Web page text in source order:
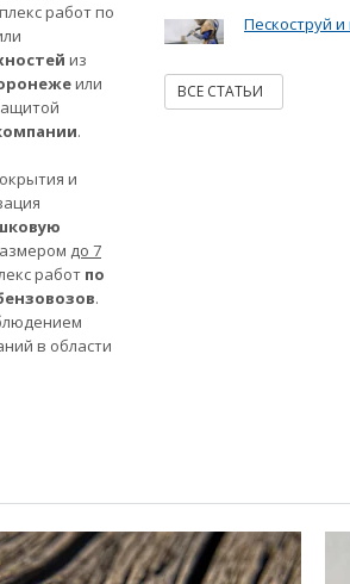
работ по
из
или
.
и
до 7
работ по
.
в области
Пескоструй
ВСЕ СТАТЬИ